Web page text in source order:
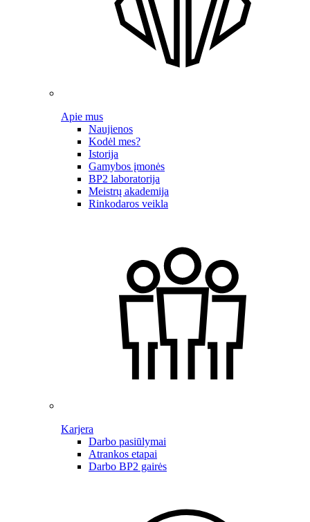
Apie mus
Naujienos
Kodėl mes?
Istorija
Gamybos įmonės
BP2 laboratorija
Meistrų akademija
Rinkodaros veikla
Karjera
Darbo pasiūlymai
Atrankos etapai
Darbo BP2 gairės